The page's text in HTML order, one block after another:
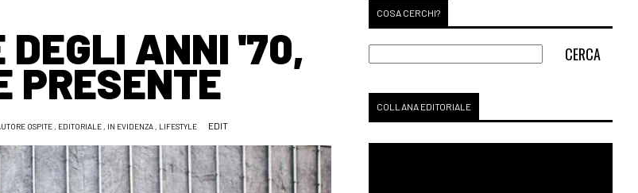
DEGLI ANNI '70,
PRESENTE
OSPITE , EDITORIALE , IN EVIDENZA , LIFESTYLE EDIT
COSA CERCHI?
COLLANA EDITORIALE